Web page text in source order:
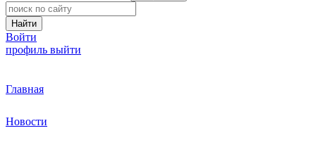
Найти
Войти
профиль выйти
Главная
Новости